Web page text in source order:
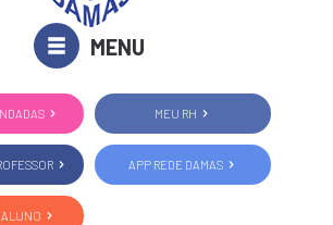
MENU
MEU RH
APP REDE DAMAS
ALUNO